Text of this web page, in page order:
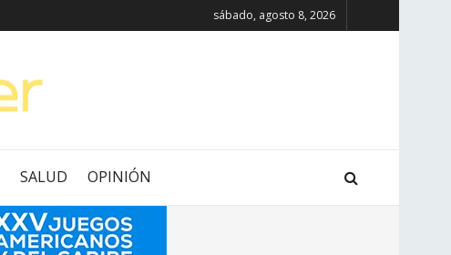
sábado, agosto 8, 2026
SALUD OPINIÓN